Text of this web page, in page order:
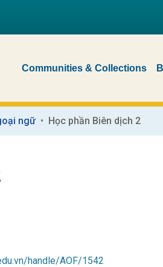
Communities & Collections
ngữ Học phần Biên dịch 2
handle/AOF/1542